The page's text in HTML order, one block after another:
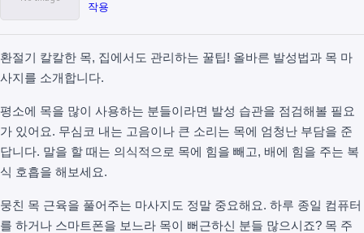
작용
환절기 칼칼한 목, 집에서도 관리하는 꿀팁! 올바른 발성법과 목 마
사지를 소개합니다.
평소에 목을 많이 사용하는 분들이라면 발성 습관을 점검해볼 필요
가 있어요. 무심코 내는 고음이나 큰 소리는 목에 엄청난 부담을 준
답니다. 말을 할 때는 의식적으로 목에 힘을 빼고, 배에 힘을 주는 복
식 호흡을 해보세요.
뭉친 목 근육을 풀어주는 마사지도 정말 중요해요. 하루 종일 컴퓨터
를 하거나 스마트폰을 보느라 목이 뻐근하신 분들 많으시죠? 목 주